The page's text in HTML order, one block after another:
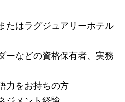
たはラグジュアリーホテル
ーなどの資格保有者、実務
力をお持ちの方